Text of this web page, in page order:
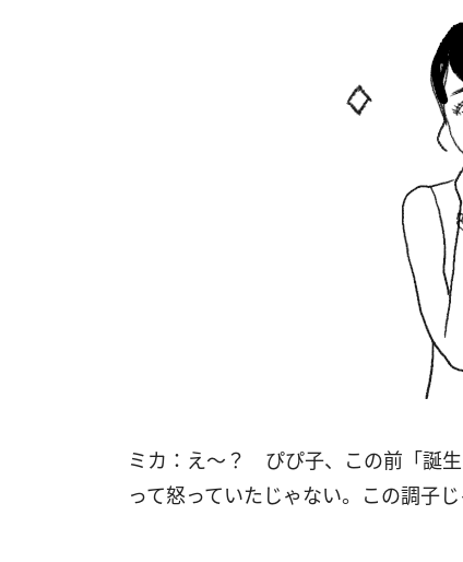
ミカ：え～？ ぴぴ子、この前「誕生
って怒っていたじゃない。この調子